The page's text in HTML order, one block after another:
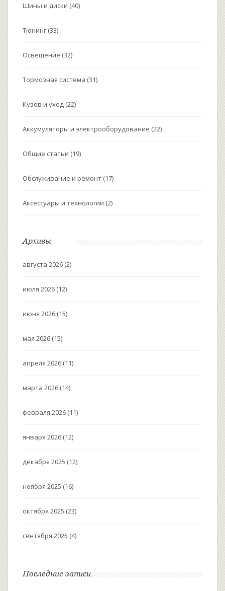
Шины и диски (40)
Тюнинг (33)
Освещение (32)
Тормозная система (31)
Кузов и уход (22)
Аккумуляторы и электрооборудование (22)
Общие статьи (19)
Обслуживание и ремонт (17)
Аксессуары и технологии (2)
Архивы
августа 2026 (2)
июля 2026 (12)
июня 2026 (15)
мая 2026 (15)
апреля 2026 (11)
марта 2026 (14)
февраля 2026 (11)
января 2026 (12)
декабря 2025 (12)
ноября 2025 (16)
октября 2025 (23)
сентября 2025 (4)
Последние записи